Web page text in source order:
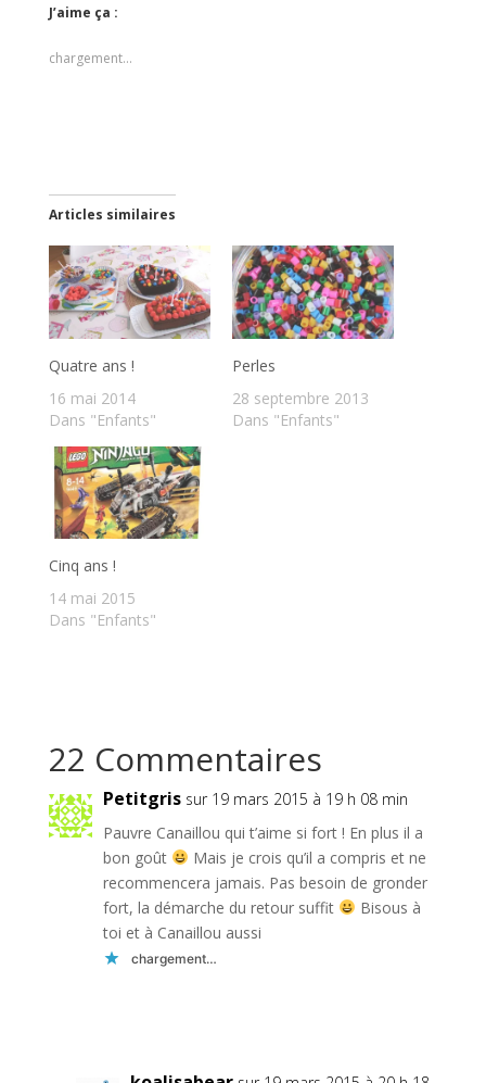
J’aime ça :
chargement…
Articles similaires
Quatre ans !
16 mai 2014
Dans "Enfants"
Perles
28 septembre 2013
Dans "Enfants"
Cinq ans !
14 mai 2015
Dans "Enfants"
22 Commentaires
Petitgris sur 19 mars 2015 à 19 h 08 min
Pauvre Canaillou qui t’aime si fort ! En plus il a
bon goût
Mais je crois qu’il a compris et ne
recommencera jamais. Pas besoin de gronder
fort, la démarche du retour suffit
Bisous à
toi et à Canaillou aussi
chargement…